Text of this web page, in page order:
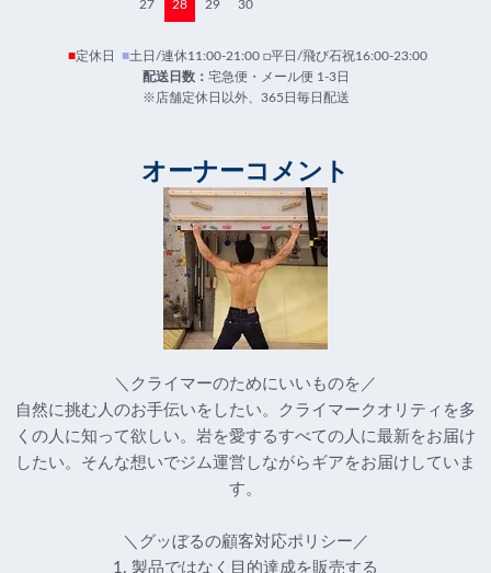
27 28 29 30
■定休日 ■土日/連休11:00-21:00 □平日/飛び石祝16:00-23:00
配送日数： 宅急便・メール便 1-3日
※店舗定休日以外、365日毎日配送
オーナーコメント
＼クライマーのためにいいものを／
自然に挑む人のお手伝いをしたい。クライマークオリティを多
くの人に知って欲しい。岩を愛するすべての人に最新をお届け
したい。そんな想いでジム運営しながらギアをお届けしていま
す。
＼グッぼるの顧客対応ポリシー／
1. 製品ではなく目的達成を販売する